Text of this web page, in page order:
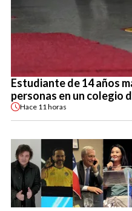
Estudiante de 14 años
personas en un colegio
Hace 11 horas